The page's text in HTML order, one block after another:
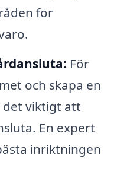
för
För
och skapa en
det viktigt att
En expert
inriktningen